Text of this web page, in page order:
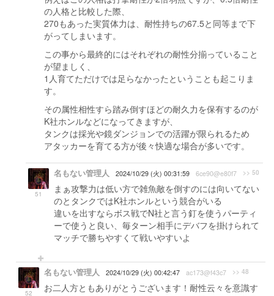
の人格と比較した際、
270もあった実質体力は、耐性持ちの67.5と同等まで下
がってしまいます。
この事から最終的にはそれぞれの耐性分揃っていること
が望ましく、
1人育てただけでは足らなかったということも起こりま
す。
その属性相性すら踏み倒すほどの耐久力を保有するのが
K社ホンルなどになってきますが、
タンクは採光や鏡ダンジョンでの活躍が限られるため
アタッカーを育てる方が後々快適な場合が多いです。
51
名もない管理人 2024/10/29 (火) 00:31:59 6ce90@e80f7 >> 50
まぁ攻撃力は低い方で雑魚敵を倒すのには向いてない
のとタンクではK社ホンルという競合がいる
違いを出すならボス戦でN社と言う釘を使うパーティ
ーで使うと良い、毎ターン相手にデバフを掛けられて
マッチで勝ちやすくて戦いやすいよ
52
名もない管理人 2024/10/29 (火) 00:42:47 ac173@f43c7 >> 48
お二人方ともありがとうございます！耐性云々を意識す